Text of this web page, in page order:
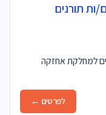
ות תורנים
למחלקת אחזקה
לפרטים ←